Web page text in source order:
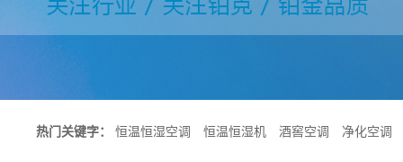
热门关键字： 恒温恒湿空调 恒温恒湿机 酒窖空调 净化空调